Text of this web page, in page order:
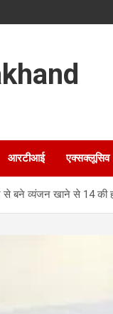
आरटीआई एक्सक्लूसिव
व्यंजन खाने से 14 की